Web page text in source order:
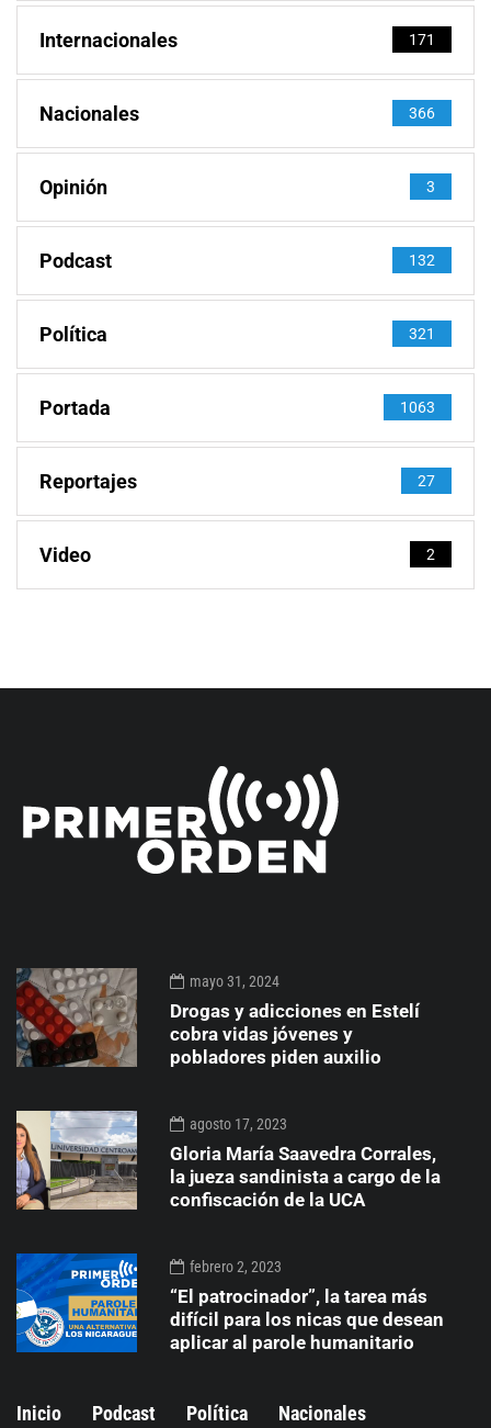
Internacionales 171
Nacionales 366
Opinión 3
Podcast 132
Política 321
Portada 1063
Reportajes 27
Video 2
mayo 31, 2024
Drogas y adicciones en Estelí
cobra vidas jóvenes y
pobladores piden auxilio
agosto 17, 2023
Gloria María Saavedra Corrales,
la jueza sandinista a cargo de la
confiscación de la UCA
febrero 2, 2023
“El patrocinador”, la tarea más
difícil para los nicas que desean
aplicar al parole humanitario
Inicio Podcast Política Nacionales